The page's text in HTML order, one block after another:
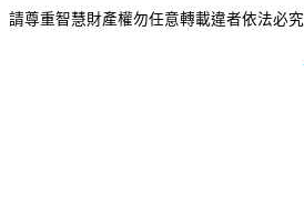
請尊重智慧財產權勿任意轉載違者依法必究